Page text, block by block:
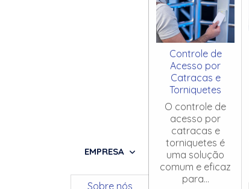
EMPRESA
Sobre nós
Controle de
Acesso por
Catracas e
Torniquetes
O controle de
acesso por
catracas e
torniquetes é
uma solução
comum e eficaz
para...